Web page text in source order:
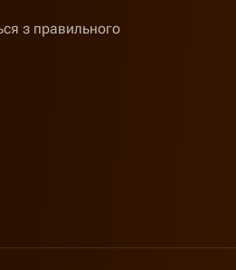
з правильного